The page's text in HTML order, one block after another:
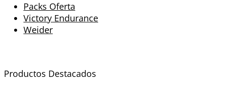
Packs Oferta
Victory Endurance
Weider
Productos Destacados